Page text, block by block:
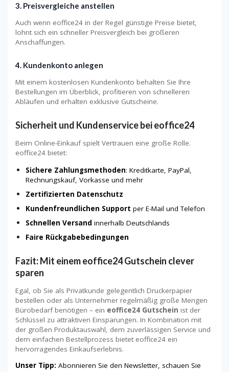
3. Preisvergleiche anstellen
Auch wenn eoffice24 in der Regel günstige Preise bietet,
lohnt sich ein schneller Preisvergleich bei größeren
Anschaffungen.
4. Kundenkonto anlegen
Mit einem kostenlosen Kundenkonto behalten Sie Ihre
Bestellungen im Überblick, profitieren von schnelleren
Abläufen und erhalten exklusive Gutscheine.
Sicherheit und Kundenservice bei eoffice24
Beim Online-Einkauf spielt Vertrauen eine große Rolle.
eoffice24 bietet:
Sichere Zahlungsmethoden: Kreditkarte, PayPal,
Rechnungskauf, Vorkasse und mehr
Zertifizierten Datenschutz
Kundenfreundlichen Support per E-Mail und Telefon
Schnellen Versand innerhalb Deutschlands
Faire Rückgabebedingungen
Fazit: Mit einem eoffice24 Gutschein clever
sparen
Egal, ob Sie als Privatkunde gelegentlich Druckerpapier
bestellen oder als Unternehmer regelmäßig große Mengen
Bürobedarf benötigen – ein eoffice24 Gutschein ist der
Schlüssel zu attraktiven Einsparungen. In Kombination mit
der großen Produktauswahl, dem zuverlässigen Service und
dem einfachen Bestellprozess bietet eoffice24 ein
hervorragendes Einkaufserlebnis.
Unser Tipp: Abonnieren Sie den Newsletter, schauen Sie